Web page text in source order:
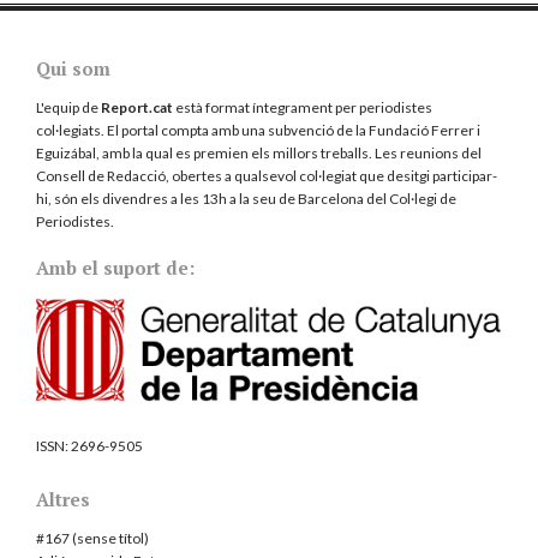
Qui som
L'equip de Report.cat està format íntegrament per periodistes
col·legiats. El portal compta amb una subvenció de la Fundació Ferrer i
Eguizábal, amb la qual es premien els millors treballs. Les reunions del
Consell de Redacció, obertes a qualsevol col·legiat que desitgi participar-
hi, són els divendres a les 13h a la seu de Barcelona del Col·legi de
Periodistes
Amb el suport de:
ISSN:2696-9505
Altres
#167 (sense títol)